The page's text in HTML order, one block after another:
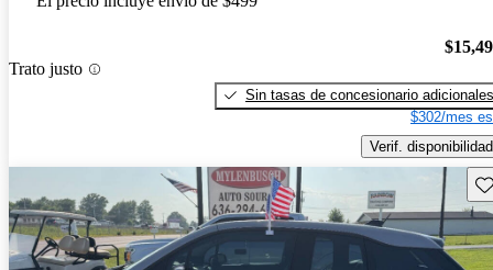
Trato justo
Sin tasas de concesionario adicionales
$302/mes
Verif. disponibilidad